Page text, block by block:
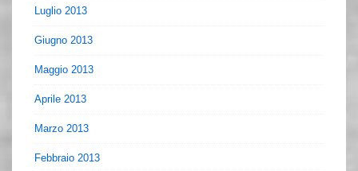
Luglio 2013
Giugno 2013
Maggio 2013
Aprile 2013
Marzo 2013
Febbraio 2013